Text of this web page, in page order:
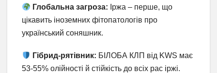
Глобальна загроза: Іржа – перше, що
цікавить іноземних фітопатологів про
український соняшник.
Гібрид-рятівник: БІЛОБА КЛП від KWS має
53-55% олійності й стійкість до всіх рас іржі.